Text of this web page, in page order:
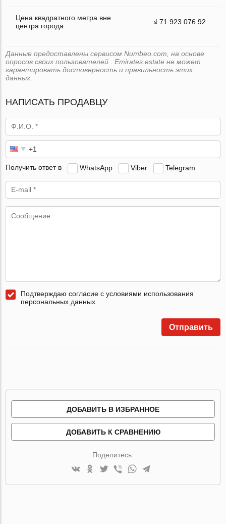
Цена квадратного метра вне
центра города
₫ 71 923 076.92
Данные предоставлены сервисом Numbeo.com, на основе
опросов своих пользователей . Emirates.estate не может
гарантировать достоверность и правильность этих
данных.
НАПИСАТЬ ПРОДАВЦУ
Получить ответ в WhatsApp Viber Telegram
Подтверждаю согласие с условиями использования
персональных данных
Отправить
ДОБАВИТЬ В ИЗБРАННОЕ
ДОБАВИТЬ К СРАВНЕНИЮ
Поделитесь: